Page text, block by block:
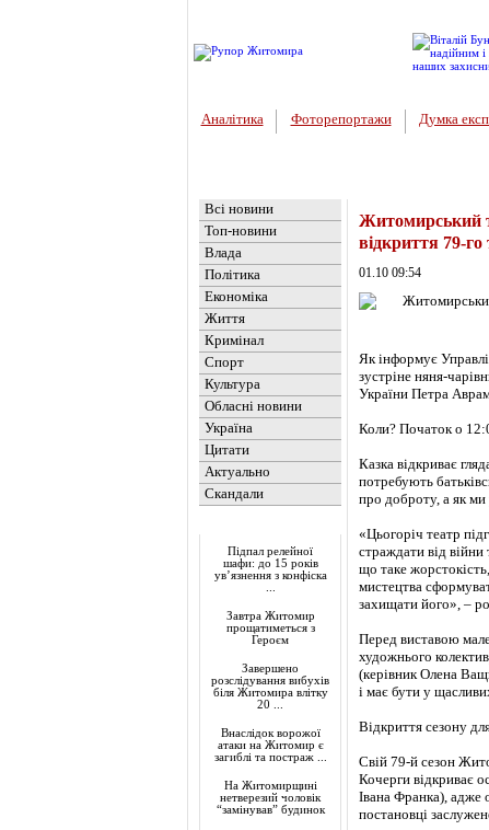
Аналітика Фоторепортажи Думка
Всі новини
Топ-новини
Влада
Політика
Економіка
Життя
Кримінал
Спорт
Культура
Обласні новини
Україна
Цитати
Актуально
Скандали
Підпал релейної
шафи: до 15 років
ув’язнення з конфіска
Завтра Житомир
прощатиметься з
Героєм
Завершено
розслідування вибухів
біля Житомира влітку
20 ...
Внаслідок ворожої
атаки на Житомир є
загиблі та постраж ...
На Житомирщині
нетверезий чоловік
“замінував” будинок
Житомирський
відкриття 79-го
01.10 09:54
Як інформує
зустріне няня-
України Петра
Коли? Початок о
Казка відкриває
потребують
про доброту, а як ми
«Цьогоріч театр
страждати від
що таке
мистецтва
захищати його», –
Перед виставою
художнього
(керівник Олена
і має бути у
Відкриття сезону
Свій 79-й сезон
Кочерги відкриває
Івана Франка), адже
постановці